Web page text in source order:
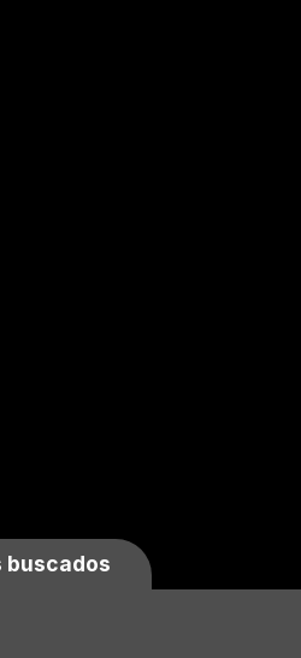
buscados